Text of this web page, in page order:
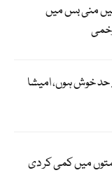
منی بس میں
حد خوش ہوں، امیشا
میں کمی کر دی